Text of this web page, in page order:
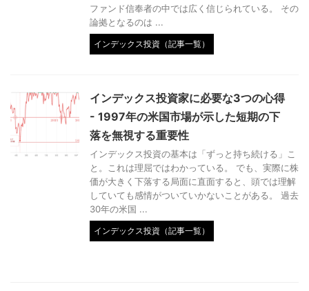
ファンド信奉者の中では広く信じられている。 その
論拠となるのは ...
インデックス投資（記事一覧）
インデックス投資家に必要な3つの心得
- 1997年の米国市場が示した短期の下
落を無視する重要性
インデックス投資の基本は「ずっと持ち続ける」こ
と。これは理屈ではわかっている。 でも、実際に株
価が大きく下落する局面に直面すると、頭では理解
していても感情がついていかないことがある。 過去
30年の米国 ...
インデックス投資（記事一覧）